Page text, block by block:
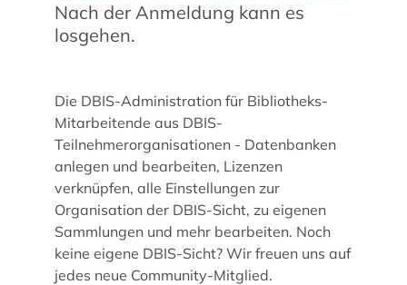
Nach der Anmeldung kann es
losgehen.
Die DBIS-Administration für Bibliotheks-
Mitarbeitende aus DBIS-
Teilnehmerorganisationen - Datenbanken
anlegen und bearbeiten, Lizenzen
verknüpfen, alle Einstellungen zur
Organisation der DBIS-Sicht, zu eigenen
Sammlungen und mehr bearbeiten. Noch
keine eigene DBIS-Sicht? Wir freuen uns auf
jedes neue Community-Mitglied.